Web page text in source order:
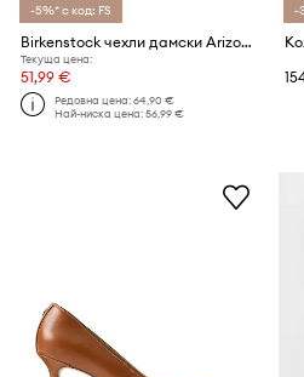
-5%* с код: FS
Birkenstock чехли дамски Arizona EVA Big Buckle
Текуща цена:
51,99 €
Редовна цена:64,90 €
Най-ниска цена:56,99 €
-